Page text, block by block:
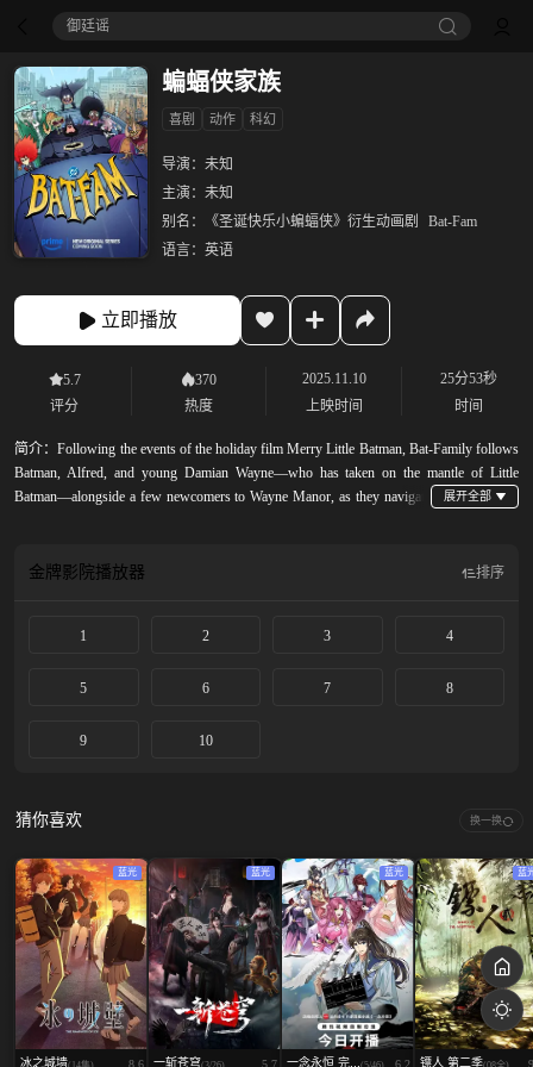
御廷谣‎
蝙蝠侠家族
喜剧 动作 科幻
导演： 未知
主演： 未知
别名：
《圣诞快乐小蝙蝠侠》衍生动画剧
Bat-Fam
语言： 英语
立即播放
5.7
评分
370
热度
2025.11.10
上映时间
25分53秒
时间
简介：Following the events of the holiday film Merry Little Batman, Bat-Family follows
Batman, Alfred, and young Damian Wayne—who has taken on the mantle of Little
Batman—alongside a few newcomers to Wayne Manor, as they navigate
金牌影院播放器 排序
1 2 3 4
5 6 7 8
9 10
猜你喜欢 换一换
蓝光
冰之城墙 8.6
蓝光
一斩苍穹 5.7
蓝光
一念永恒 完... 6.2
蓝
镖人 第二季